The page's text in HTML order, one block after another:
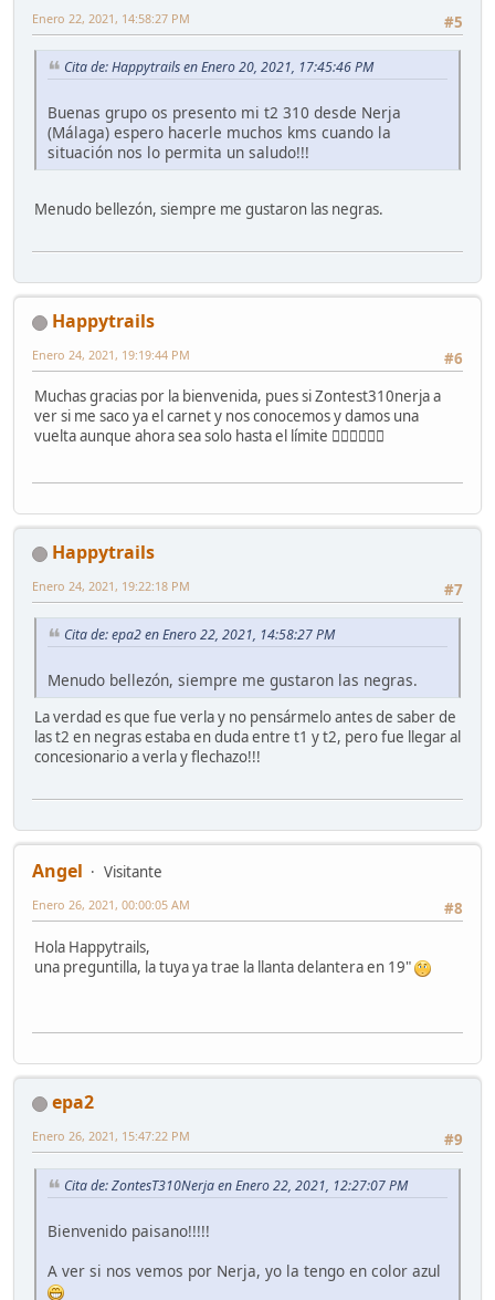
#5
Enero 22, 2021, 14:58:27 PM
Cita de: Happytrails en Enero 20, 2021, 17:45:46 PM
Buenas grupo os presento mi t2 310 desde Nerja
(Málaga) espero hacerle muchos kms cuando la
situación nos lo permita un saludo!!!
Menudo bellezón, siempre me gustaron las negras.
Happytrails
#6
Enero 24, 2021, 19:19:44 PM
Muchas gracias por la bienvenida, pues si Zontest310nerja a
ver si me saco ya el carnet y nos conocemos y damos una
vuelta aunque ahora sea solo hasta el límite 🤦‍♂️🤦‍♂️🤦‍♂️
Happytrails
#7
Enero 24, 2021, 19:22:18 PM
Cita de: epa2 en Enero 22, 2021, 14:58:27 PM
Menudo bellezón, siempre me gustaron las negras.
La verdad es que fue verla y no pensármelo antes de saber de
las t2 en negras estaba en duda entre t1 y t2, pero fue llegar al
concesionario a verla y flechazo!!!
Angel
Visitante
#8
Enero 26, 2021, 00:00:05 AM
Hola Happytrails,
una preguntilla, la tuya ya trae la llanta delantera en 19"
epa2
#9
Enero 26, 2021, 15:47:22 PM
Cita de: ZontesT310Nerja en Enero 22, 2021, 12:27:07 PM
Bienvenido paisano!!!!!
A ver si nos vemos por Nerja, yo la tengo en color azul